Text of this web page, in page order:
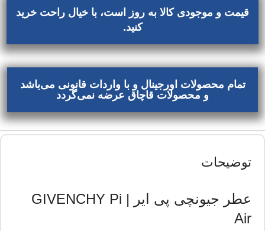
قیمت و موجودی کالا به روز است، با خیال راحت خرید
کنید.
تمام محصولات اورجینال و با واردات قانونی می‌باشد
و محصولات قاچاق عرضه نمی‌گردد
توضیحات
عطر جیونچی پی ایر | GIVENCHY Pi
Air